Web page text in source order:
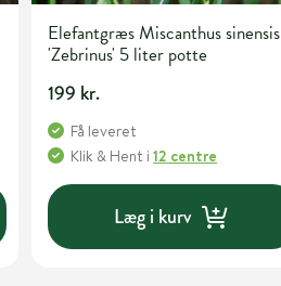
Elefantgræs Miscanthus sinensis
'Zebrinus' 5 liter potte
199 kr.
Få leveret
Klik & Hent i12 centre
Læg i kurv